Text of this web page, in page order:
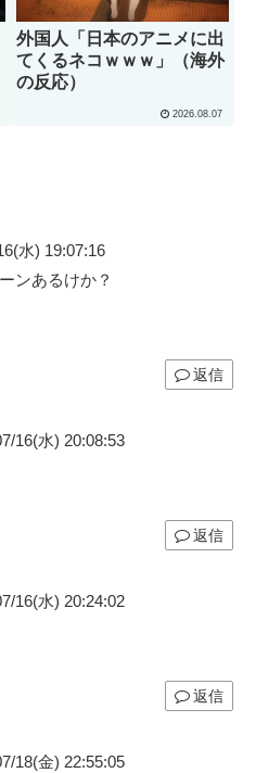
外国人「日本のアニメに出
てくるネコｗｗｗ」（海外
の反応）
2026.08.07
水) 19:07:16
ンあるけか？
返信
16(水) 20:08:53
返信
16(水) 20:24:02
返信
18(金) 22:55:05